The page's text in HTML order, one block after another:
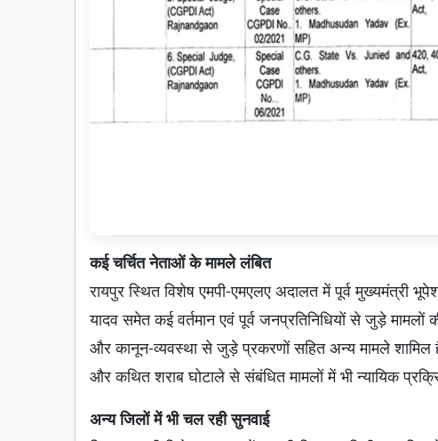
कई चर्चित नेताओं के मामले लंबित
रायपुर स्थित विशेष एमपी-एमएलए अदालत में पूर्व मुख्यमंत्री
यादव समेत कई वर्तमान एवं पूर्व जनप्रतिनिधियों से जुड़े मामलों
और कानून-व्यवस्था से जुड़े प्रकरणों सहित अन्य मामले शामिल
और कथित शराब घोटाले से संबंधित मामलों में भी न्यायिक
अन्य जिलों में भी चल रही सुनवाई